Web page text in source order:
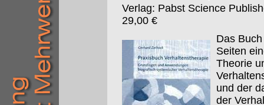
Verlag: Pabst Science
29,00 €
Das
Seiten
Theorie
und der
der